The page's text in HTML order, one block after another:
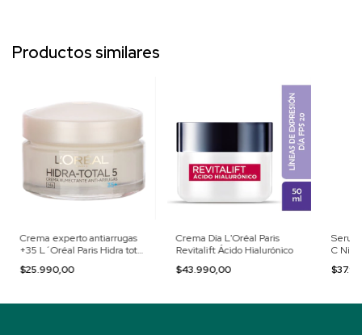
Productos similares
Crema experto antiarrugas
+35 L´Oréal Paris Hidra total
$25.990,00
Crema Día L'Oréal Paris
Revitalift Ácido Hialurónico
$43.990,00
C